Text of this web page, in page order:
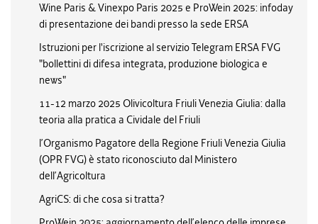
Wine Paris & Vinexpo Paris 2025 e ProWein 2025: infoday
di presentazione dei bandi presso la sede ERSA
Istruzioni per l'iscrizione al servizio Telegram ERSA FVG
"bollettini di difesa integrata, produzione biologica e
news"
11-12 marzo 2025 Olivicoltura Friuli Venezia Giulia: dalla
teoria alla pratica a Cividale del Friuli
l’Organismo Pagatore della Regione Friuli Venezia Giulia
(OPR FVG) è stato riconosciuto dal Ministero
dell’Agricoltura
AgriCS: di che cosa si tratta?